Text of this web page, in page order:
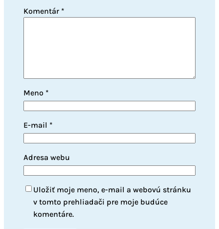
Komentár *
Meno *
E-mail *
Adresa webu
Uložiť moje meno, e-mail a webovú stránku
v tomto prehliadači pre moje budúce
komentáre.